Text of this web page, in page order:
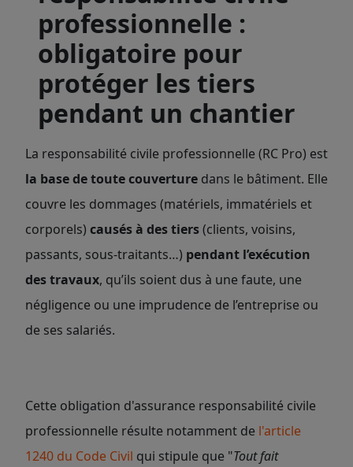
professionnelle :
obligatoire pour
protéger les tiers
pendant un chantier
La responsabilité civile professionnelle (RC Pro) est
la base de toute couverture dans le bâtiment. Elle
couvre les dommages (matériels, immatériels et
corporels) causés à des tiers(clients, voisins,
passants, sous-traitants…) pendant l’exécution
des travaux, qu’ils soient dus à une faute, une
négligence ou une imprudence de l’entreprise ou
de ses salariés.
Cette obligation d'assurance responsabilité civile
professionnelle résulte notamment de l'article
1240 du Code Civil qui stipule que "Tout fait